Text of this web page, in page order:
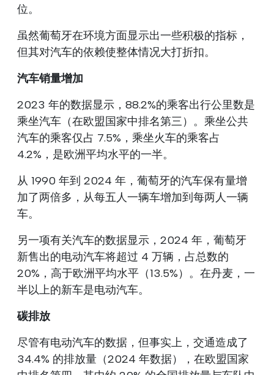
位。
虽然葡萄牙在环境方面显示出一些积极的指标，
但其对汽车的依赖使整体情况大打折扣。
汽车销量增加
2023 年的数据显示，88.2%的乘客出行公里数是
乘坐汽车（在欧盟国家中排名第三）。乘坐公共
汽车的乘客仅占 7.5%，乘坐火车的乘客占
4.2%，是欧洲平均水平的一半。
从 1990 年到 2024 年，葡萄牙的汽车保有量增
加了两倍多，从每五人一辆车增加到每两人一辆
车。
另一项有关汽车的数据显示，2024 年，葡萄牙
新售出的电动汽车将超过 4 万辆，占总数的
20%，高于欧洲平均水平（13.5%）。在丹麦，一
半以上的新车是电动汽车。
碳排放
尽管有电动汽车的数据，但事实上，交通造成了
34.4% 的排放量（2024 年数据），在欧盟国家